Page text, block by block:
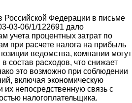
Российской Федерации в письме
03-06/1/122691 дало
учета процентных затрат по
при расчете налога на прибыль
ведомства, компании могут
состав расходов, что снижает
это возможно при соблюдении
включая экономическую
их непосредственную связь с
налогоплательщика.